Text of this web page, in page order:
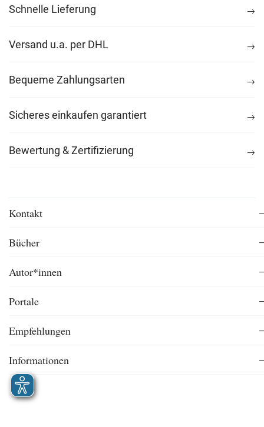
Schnelle Lieferung
Versand u.a. per DHL
Bequeme Zahlungsarten
Sicheres einkaufen garantiert
Bewertung & Zertifizierung
Kontakt
Bücher
Autor*innen
Portale
Empfehlungen
Informationen